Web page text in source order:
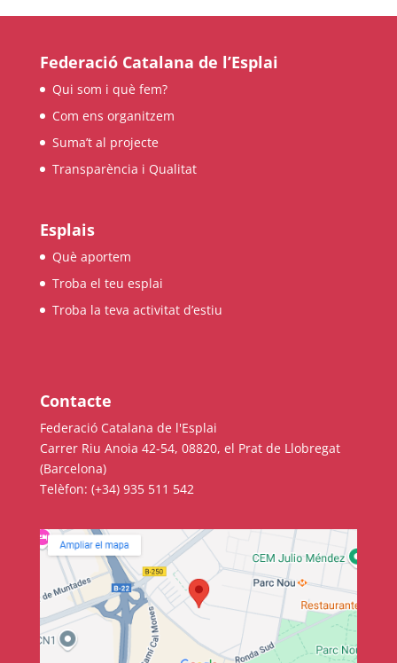
Federació Catalana de l’Esplai
Qui som i què fem?
Com ens organitzem
Suma’t al projecte
Transparència i Qualitat
Esplais
Què aportem
Troba el teu esplai
Troba la teva activitat d’estiu
Contacte
Federació Catalana de l'Esplai
Carrer Riu Anoia 42-54, 08820, el Prat de Llobregat
(Barcelona)
Telèfon: (+34) 935 511 542